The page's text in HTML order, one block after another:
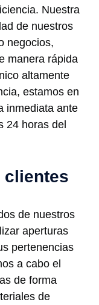
Nuestra
de nuestros
negocios,
manera rápida
altamente
estamos en
inmediata ante
24 horas del
clientes
de nuestros
aperturas
pertenencias
a cabo el
de forma
de